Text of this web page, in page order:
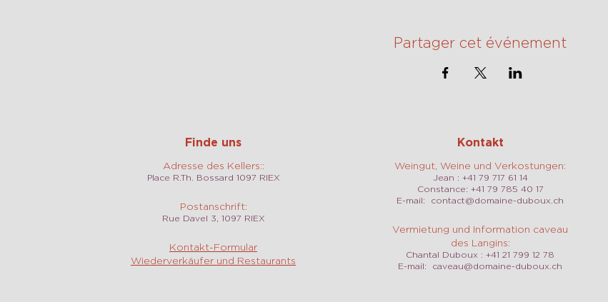
Partager cet événement
Finde uns
Adresse des Kellers::
Place R.Th. Bossard 1097 RIEX
Postanschrift:
Rue Davel 3, 1097 RIEX
Kontakt-Formular
Wiederverkäufer und Restaurants
Kontakt
Weingut, Weine und Verkostungen:
Jean : +41 79 717 61 14
Constance: +41 79 785 40 17
E-mail: contact@domaine-duboux.ch
Vermietung und Information caveau
des Langins:
Chantal Duboux : +41 21 799 12 78
E-mail: caveau@domaine-duboux.ch